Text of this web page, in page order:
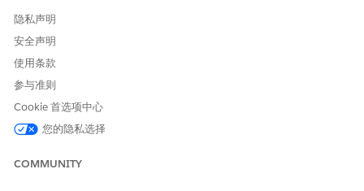
记录触发的流会在某人在 Salesforce 中创建、更新或删除记录
时运行。保存前流在 Salesforce 保存记录之前运行。保存后流
择正确的类型。
条目条件控制记录触发的流何时运行。在“开始”元素中使用
AND、OR、自定义逻辑或基于公式的条件，仅在正确记录更改
隐私声明
安全声明
使用条款
参与准则
Cookie 首选项中心
您的隐私选择
COMMUNITY